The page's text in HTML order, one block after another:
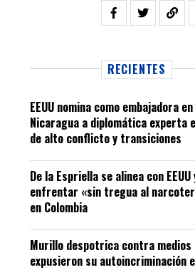
RECIENTES
EEUU nomina como embajadora en
Nicaragua a diplomática experta
de alto conflicto y transiciones
De la Espriella se alinea con
enfrentar «sin tregua al
en Colombia
Murillo despotrica contra medios
expusieron su autoincriminación